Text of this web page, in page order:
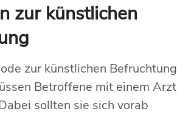
zur künstlichen
zur künstlichen Befruchtung
Betroffene mit einem Arzt
sollten sie sich vorab